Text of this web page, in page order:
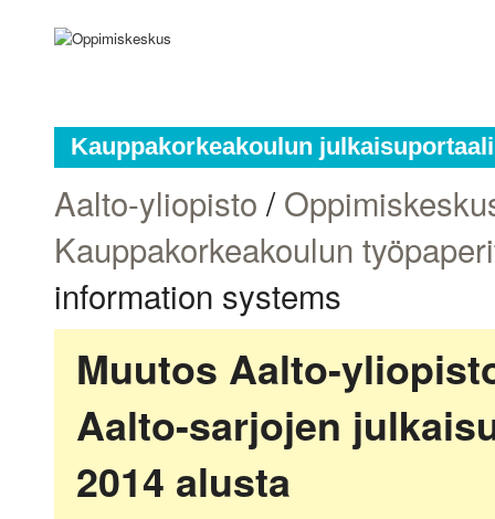
Kauppakorkeakoulun julkaisuportaali
Aalto-yliopisto /
Kauppakorkeakoulun
information systems
Muutos Aalto-
Aalto-sarjojen
2014 alusta